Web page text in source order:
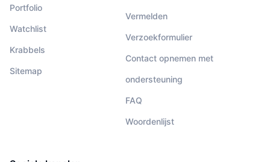
Portfolio
Watchlist
Krabbels
Sitemap
Vermelden
Verzoekformulier
Contact opnemen met
ondersteuning
FAQ
Woordenlijst